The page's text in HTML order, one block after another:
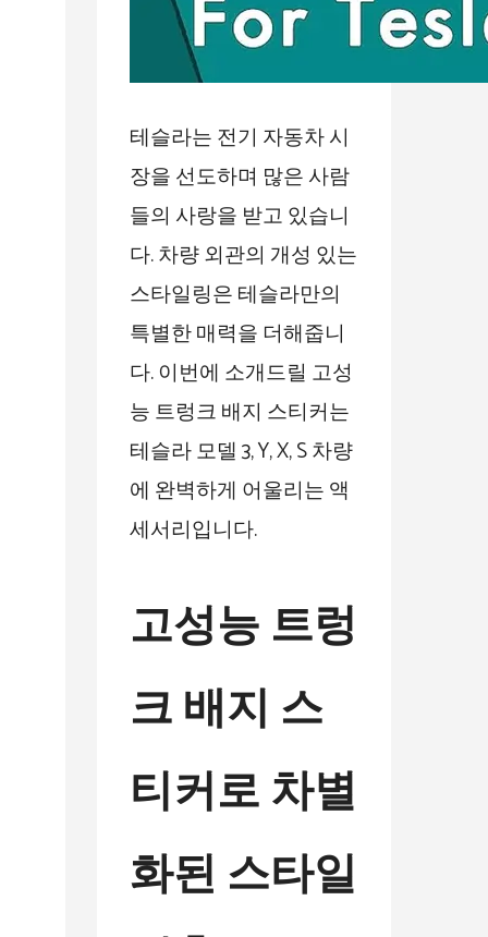
테슬라는 전기 자동차 시
장을 선도하며 많은 사람
들의 사랑을 받고 있습니
다. 차량 외관의 개성 있는
스타일링은 테슬라만의
특별한 매력을 더해줍니
다. 이번에 소개드릴 고성
능 트렁크 배지 스티커는
테슬라 모델 3, Y, X, S 차량
에 완벽하게 어울리는 액
세서리입니다.
고성능 트렁
크 배지 스
티커로 차별
화된 스타일